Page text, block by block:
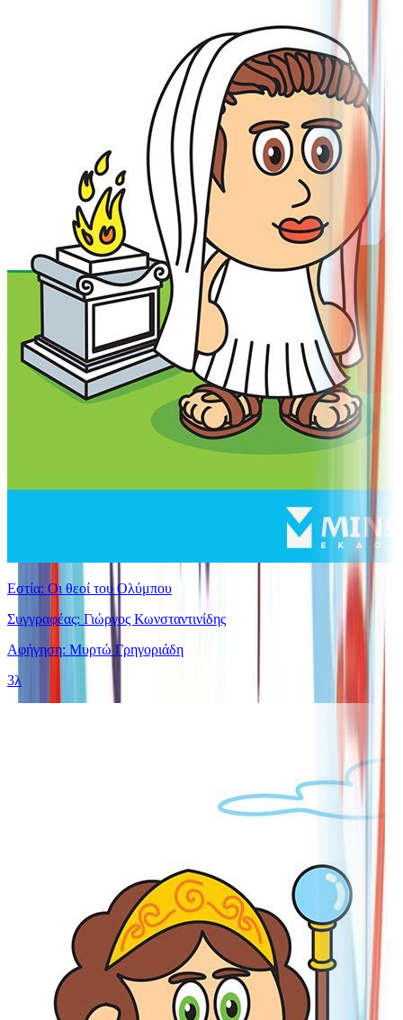
Εστία: Οι θεοί του Ολύμπου
Συγγραφέας: Γιώργος Κωνσταντινίδης
Αφήγηση: Μυρτώ Γρηγοριάδη
3λ